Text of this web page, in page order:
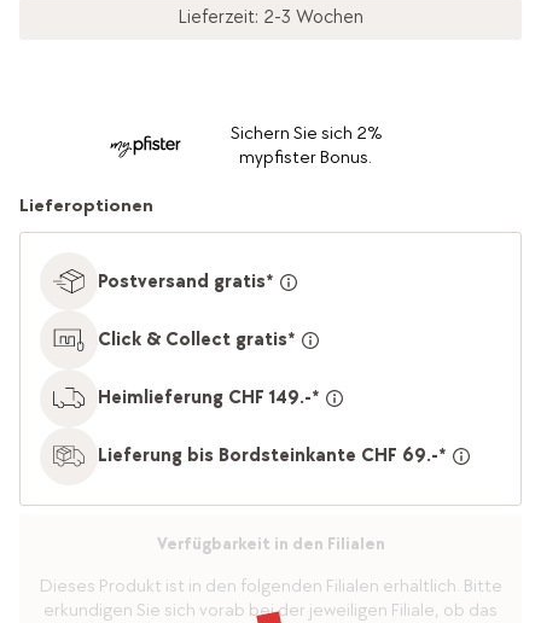
Lieferzeit: 2-3 Wochen
Sichern Sie sich 2%
mypfister Bonus.
Lieferoptionen
Postversand gratis*
Click & Collect gratis*
Heimlieferung CHF 149.-*
Lieferung bis Bordsteinkante CHF 69.-*
Verfügbarkeit in den Filialen
Dieses Produkt ist in den folgenden Filialen erhältlich. Bitte
erkundigen Sie sich vorab bei der jeweiligen Filiale, ob das